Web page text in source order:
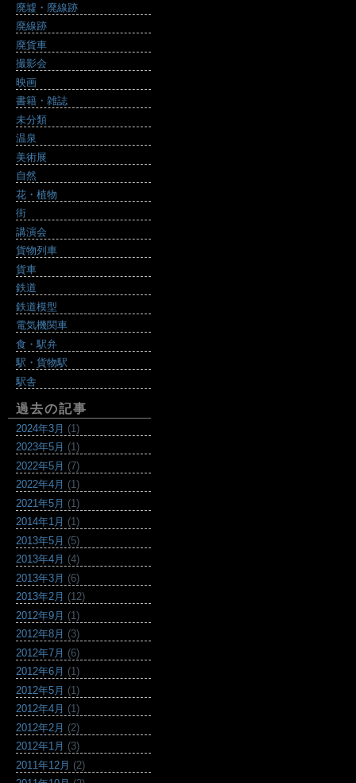
廃墟・廃線跡
廃線跡
廃貨車
撮影会
映画
書籍・雑誌
未分類
温泉
美術展
自然
花・植物
街
講演会
貨物列車
貨車
鉄道
鉄道模型
電気機関車
食・駅弁
駅・貨物駅
駅舎
過去の記事
2024年3月 (1)
2023年5月 (1)
2022年5月 (7)
2022年4月 (1)
2021年5月 (1)
2014年1月 (1)
2013年5月 (5)
2013年4月 (4)
2013年3月 (6)
2013年2月 (12)
2012年9月 (1)
2012年8月 (3)
2012年7月 (6)
2012年6月 (1)
2012年5月 (1)
2012年4月 (1)
2012年2月 (2)
2012年1月 (3)
2011年12月 (2)